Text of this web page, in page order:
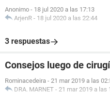
Anonimo - 18 jul 2020 a las 17:13
ArjenR - 18 jul 2020 a las 22:44
3 respuestas
Consejos luego de
Rominacedeira - 21 mar 2019 a las
DRA. MARNET - 21 mar 2019 a las